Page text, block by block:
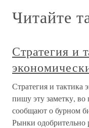
Читайте
Стратегия и
Стратегия и тактика
пишу эту заметку, во
сообщают о бурном
Рынки одобрительно